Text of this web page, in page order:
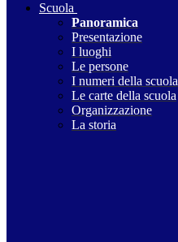
Scuola
Panoramica
Presentazione
I luoghi
Le persone
I numeri della scuola
Le carte della scuola
Organizzazione
La storia